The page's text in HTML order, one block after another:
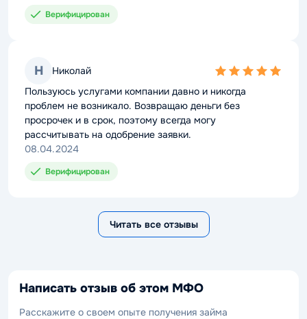
Верифицирован
Н Николай
5,0
rating
Пользуюсь услугами компании давно и никогда
проблем не возникало. Возвращаю деньги без
просрочек и в срок, поэтому всегда могу
рассчитывать на одобрение заявки.
08.04.2024
Верифицирован
Читать все отзывы
Написать отзыв об этом МФО
Расскажите о своем опыте получения займа